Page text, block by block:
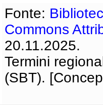
Fonte:
Commons
20.11.2025.
Termini
(SBT).